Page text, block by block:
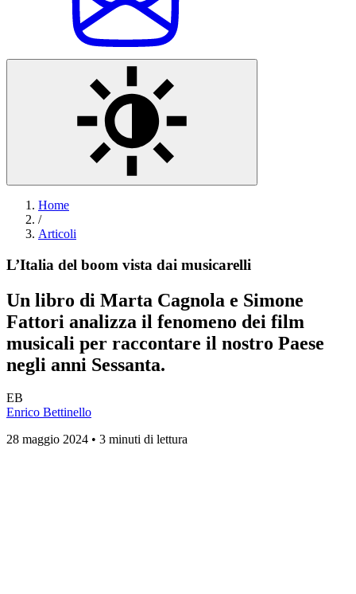
Home
/
Articoli
L’Italia del boom vista dai musicarelli
Un libro di Marta Cagnola e Simone
Fattori analizza il fenomeno dei film
musicali per raccontare il nostro Paese
negli anni Sessanta.
EB
Enrico Bettinello
28 maggio 2024 • 3 minuti di lettura